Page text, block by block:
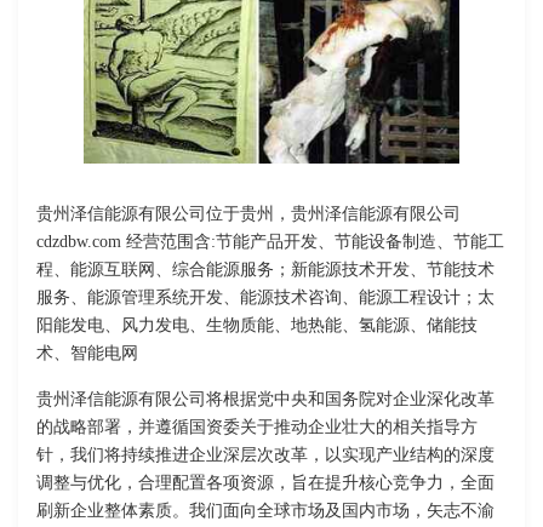
贵州泽信能源有限公司位于贵州，贵州泽信能源有限公司
cdzdbw.com 经营范围含:节能产品开发、节能设备制造、节能工
程、能源互联网、综合能源服务；新能源技术开发、节能技术
服务、能源管理系统开发、能源技术咨询、能源工程设计；太
阳能发电、风力发电、生物质能、地热能、氢能源、储能技
术、智能电网
贵州泽信能源有限公司将根据党中央和国务院对企业深化改革
的战略部署，并遵循国资委关于推动企业壮大的相关指导方
针，我们将持续推进企业深层次改革，以实现产业结构的深度
调整与优化，合理配置各项资源，旨在提升核心竞争力，全面
刷新企业整体素质。我们面向全球市场及国内市场，矢志不渝